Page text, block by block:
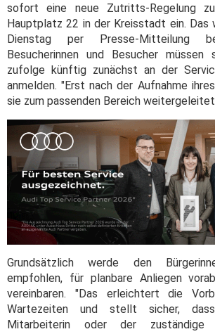
sofort eine neue Zutritts-Regelung
Hauptplatz 22 in der Kreisstadt ein. Das
Dienstag per Presse-Mitteilung
Besucherinnen und Besucher müssen
zufolge künftig zunächst an der
anmelden. "Erst nach der Aufnahme
sie zum passenden Bereich
Grundsätzlich werde den
empfohlen, für planbare Anliegen
vereinbaren. "Das erleichtert die
Wartezeiten und stellt sicher,
Mitarbeiterin oder der zuständige